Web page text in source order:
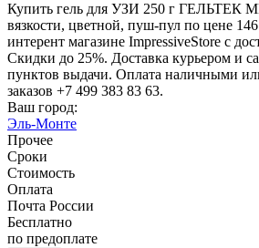
Купить гель для УЗИ 250 г ГЕЛЬТЕК
вязкости, цветной, пуш-пул по цене
интерент магазине ImpressiveStore с
Скидки до 25%. Доставка курьером и
пунктов выдачи. Оплата наличными
заказов +7 499 383 83 63.
Ваш город:
Эль-Монте
Прочее
Сроки
Стоимость
Оплата
Почта России
Бесплатно
по предоплате